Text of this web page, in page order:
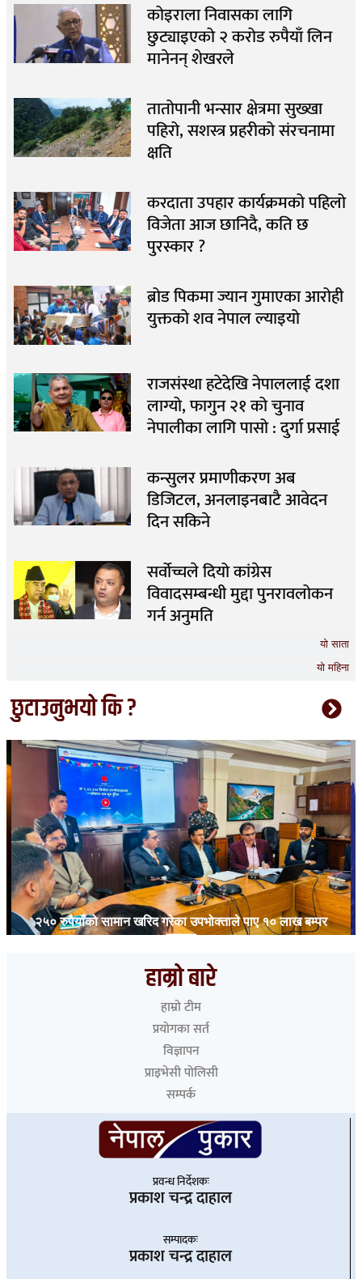
यो साता
यो महिना
कोइराला निवासका लागि
छुट्याइएको २ करोड रुपैयाँ लिन
मानेनन् शेखरले
तातोपानी भन्सार क्षेत्रमा सुख्खा
पहिरो, सशस्त्र प्रहरीको संरचनामा
क्षति
करदाता उपहार कार्यक्रमको पहिलो
विजेता आज छानिदै, कति छ
पुरस्कार ?
ब्रोड पिकमा ज्यान गुमाएका आरोही
युक्तको शव नेपाल ल्याइयो
राजसंस्था हटेदेखि नेपाललाई दशा
लाग्यो, फागुन २१ को चुनाव
नेपालीका लागि पासो : दुर्गा प्रसाई
कन्सुलर प्रमाणीकरण अब
डिजिटल, अनलाइनबाटै आवेदन
दिन सकिने
सर्वोच्चले दियो कांग्रेस
विवादसम्बन्धी मुद्दा पुनरावलोकन
गर्न अनुमति
छुटाउनुभयो कि ?
२५० रुपैयाँको सामान खरिद गरेका उपभोक्ताले पाए १० लाख बम्पर
उपहार
हाम्रो बारे
हाम्रो टीम
प्रयोगका सर्त
विज्ञापन
प्राइभेसी पोलिसी
सम्पर्क
प्रवन्ध निर्देशकः
प्रकाश चन्द्र दाहाल
सम्पादकः
प्रकाश चन्द्र दाहाल